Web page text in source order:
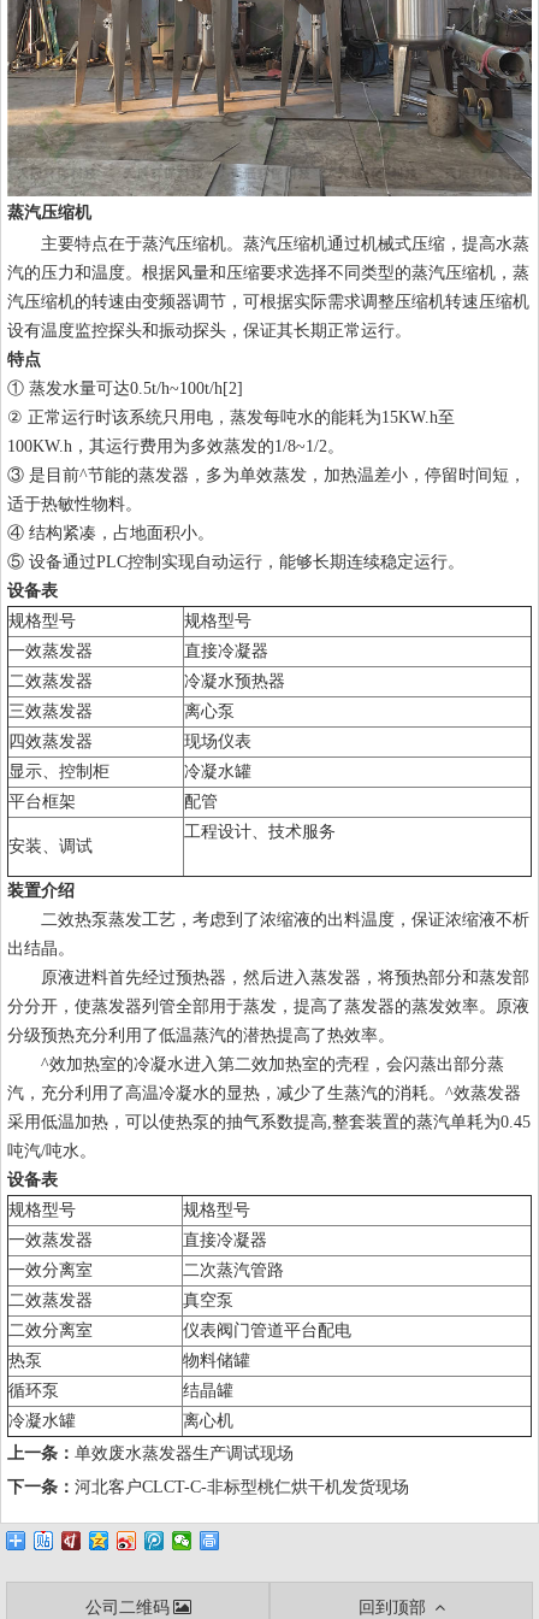
蒸汽压缩机
主要特点在于蒸汽压缩机。蒸汽压缩机通过机械式压缩，提高水蒸
汽的压力和温度。根据风量和压缩要求选择不同类型的蒸汽压缩机，蒸
汽压缩机的转速由变频器调节，可根据实际需求调整压缩机转速压缩机
设有温度监控探头和振动探头，保证其长期正常运行。
特点
① 蒸发水量可达0.5t/h~100t/h[2]
② 正常运行时该系统只用电，蒸发每吨水的能耗为15KW.h至
100KW.h，其运行费用为多效蒸发的1/8~1/2。
③ 是目前^节能的蒸发器，多为单效蒸发，加热温差小，停留时间短，
适于热敏性物料。
④ 结构紧凑，占地面积小。
⑤ 设备通过PLC控制实现自动运行，能够长期连续稳定运行。
设备表
规格型号
规格型号
一效蒸发器
直接冷凝器
二效蒸发器
冷凝水预热器
三效蒸发器
离心泵
四效蒸发器
现场仪表
显示、控制柜
冷凝水罐
平台框架
配管
安装、调试
工程设计、技术服务
装置介绍
二效热泵蒸发工艺，考虑到了浓缩液的出料温度，保证浓缩液不析
出结晶。
原液进料首先经过预热器，然后进入蒸发器，将预热部分和蒸发部
分分开，使蒸发器列管全部用于蒸发，提高了蒸发器的蒸发效率。原液
分级预热充分利用了低温蒸汽的潜热提高了热效率。
^效加热室的冷凝水进入第二效加热室的壳程，会闪蒸出部分蒸
汽，充分利用了高温冷凝水的显热，减少了生蒸汽的消耗。^效蒸发器
采用低温加热，可以使热泵的抽气系数提高,整套装置的蒸汽单耗为0.45
吨汽/吨水。
设备表
规格型号
规格型号
一效蒸发器
直接冷凝器
一效分离室
二次蒸汽管路
二效蒸发器
真空泵
二效分离室
仪表阀门管道平台配电
热泵
物料储罐
循环泵
结晶罐
冷凝水罐
离心机
上一条： 单效废水蒸发器生产调试现场
下一条： 河北客户CLCT-C-非标型桃仁烘干机发货现场
公司二维码 回到顶部